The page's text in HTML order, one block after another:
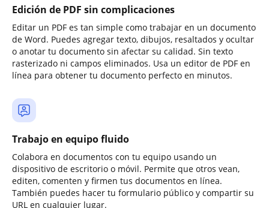
Edición de PDF sin complicaciones
Editar un PDF es tan simple como trabajar en un documento
de Word. Puedes agregar texto, dibujos, resaltados y ocultar
o anotar tu documento sin afectar su calidad. Sin texto
rasterizado ni campos eliminados. Usa un editor de PDF en
línea para obtener tu documento perfecto en minutos.
Trabajo en equipo fluido
Colabora en documentos con tu equipo usando un
dispositivo de escritorio o móvil. Permite que otros vean,
editen, comenten y firmen tus documentos en línea.
También puedes hacer tu formulario público y compartir su
URL en cualquier lugar.